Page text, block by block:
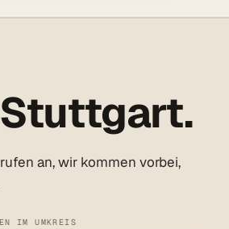
an, wir kommen vorbei,
IM UMKREIS